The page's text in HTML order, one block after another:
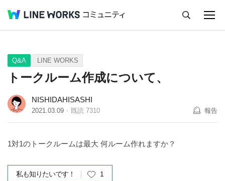
Q&A Tips Ideas
Q&A LINE WORKS
トークルーム作成について、
NISHIDAHISASHI
2021.03.09 既読 7310 報告
1対1のトークルームは最大 何ルーム作れますか？
私も知りたいです！ 1